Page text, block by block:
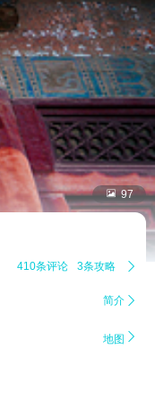
 97
410条评论 3条攻略 
简介 
地图 